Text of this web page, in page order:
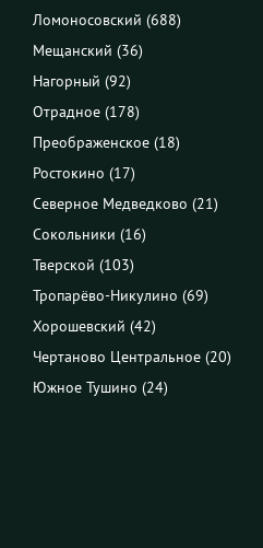
Ломоносовский (688)
Мещанский (36)
Нагорный (92)
Отрадное (178)
Преображенское (18)
Ростокино (17)
Северное Медведково (21)
Сокольники (16)
Тверской (103)
Тропарёво-Никулино (69)
Хорошевский (42)
Чертаново Центральное (20)
Южное Тушино (24)